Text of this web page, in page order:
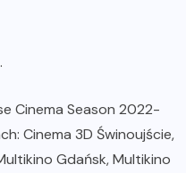
Cinema Season 2022-
Cinema 3D Świnoujście,
Gdańsk, Multikino